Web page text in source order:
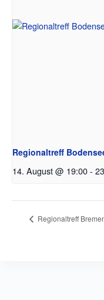
Regionaltreff
14. August @ 19:00-
Regionaltreff